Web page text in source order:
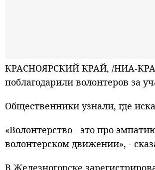
КРАСНОЯРСКИЙ КРАЙ, /НИА-
поблагодарили волонтеров за
Общественники узнали, где
«Волонтерство - это про
волонтерском движении», -